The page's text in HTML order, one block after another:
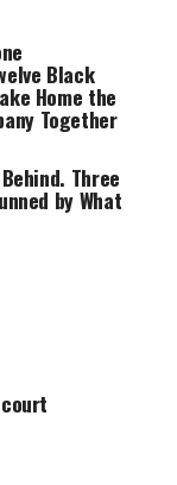
Black
Home the
Together
Three
by What